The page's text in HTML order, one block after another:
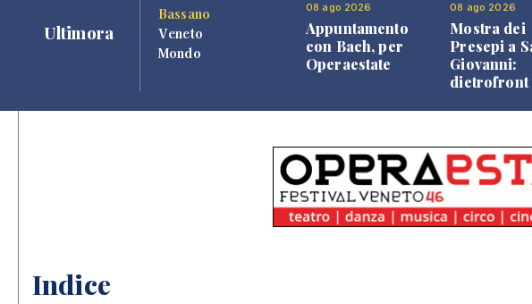
Ultimora
Bassano
Veneto
Mondo
08 ago 2026
Appuntamento
con Bach, per
Operaestate
08 ago 2026
Mostra dei
Presepi a
Giovanni:
dietrofront
Indice